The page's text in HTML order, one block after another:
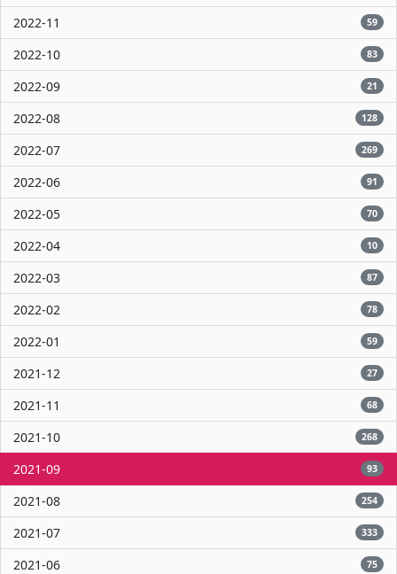
2022-11 59
2022-10 83
2022-09 21
2022-08 128
2022-07 269
2022-06 91
2022-05 70
2022-04 10
2022-03 87
2022-02 78
2022-01 59
2021-12 27
2021-11 68
2021-10 268
2021-09 93
2021-08 254
2021-07 333
2021-06 75